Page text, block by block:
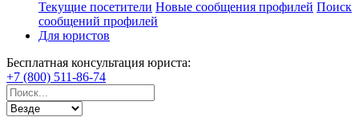
Текущие посетители Новые сообщения профилей Поиск
сообщений профилей
Для юристов
Бесплатная консультация юриста:
+7 (800) 511-86-74